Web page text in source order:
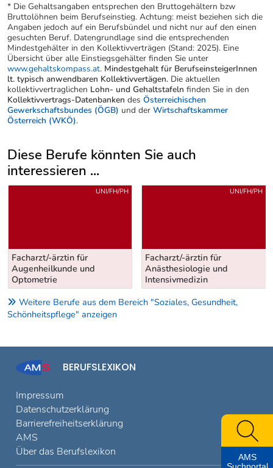
* Die Gehaltsangaben entsprechen den Bruttogehältern bzw
Bruttolöhnen beim Berufseinstieg. Achtung: meist beziehen sich die
Angaben jedoch auf ein Berufsbündel und nicht nur auf den einen
gesuchten Beruf. Datengrundlage sind die entsprechenden
Mindestgehälter in den Kollektivverträgen (Stand: 2025). Eine
Übersicht über alle Einstiegsgehälter finden Sie unter
www.gehaltskompass.at. Mindestgehalt für BerufseinsteigerInnen
lt. typisch anwendbaren Kollektivvertägen. Die aktuellen
kollektivvertraglichen Lohn- und Gehaltstafeln finden Sie in den
Kollektivvertrags-Datenbanken des Österreichischen
Gewerkschaftsbundes (ÖGB) und der Wirtschaftskammer
Österreich (WKÖ).
Diese Berufe könnten Sie auch
interessieren ...
Uber weitere Berufsvorschläge
Facharzt/-ärztin für
Augenheilkunde und
Optometrie
UNI/FH/PH
Facharzt/-ärztin für
Anästhesiologie und
Intensivmedizin
UNI/FH/PH
Weitere Berufe aus dem Bereich "Soziales, Gesundheit,
Schönheitspflege" anzeigen
BERUFSLEXIKON
Impressum
Datenschutzerklärung
Barrierefreiheitserklärung
AMS
Über das Berufslexikon
AMS